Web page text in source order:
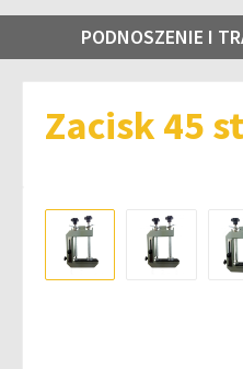
PODNOSZENIE I
Zacisk 45
Pomiń galerię zdjęć